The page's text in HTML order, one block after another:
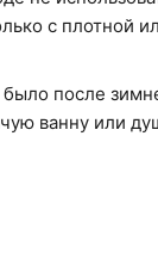
с плотной
после
ванну или